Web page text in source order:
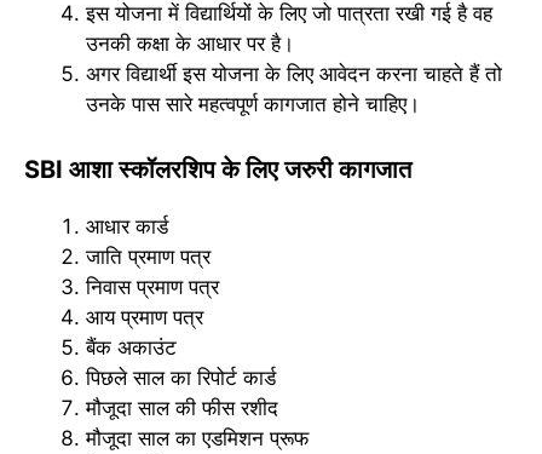
इस योजना में विद्यार्थियों के लिए जो पात्रता रखी गई है वह
उनकी कक्षा के आधार पर है।
अगर विद्यार्थी इस योजना के लिए आवेदन करना चाहते हैं तो
उनके पास सारे महत्वपूर्ण कागजात होने चाहिए।
SBI आशा स्कॉलरशिप के लिए जरुरी कागजात
आधार कार्ड
जाति प्रमाण पत्र
निवास प्रमाण पत्र
आय प्रमाण पत्र
बैंक अकाउंट
पिछले साल का रिपोर्ट कार्ड
मौजूदा साल की फीस रशीद
मौजूदा साल का एडमिशन प्रूफ